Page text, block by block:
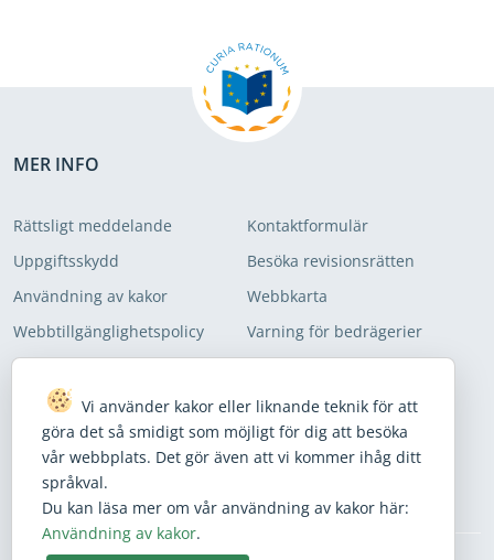
MER INFO
Rättsligt meddelande
Kontaktformulär
Uppgiftsskydd
Besöka revisionsrätten
Användning av kakor
Webbkarta
Webbtillgänglighetspolicy
Varning för bedrägerier
ANMÄL DIG TILL VÅRA SÄNDLISTOR
Prenumerera på våra senaste nyheter
Prenumerera
Vi använder kakor eller liknande teknik för att
göra det så smidigt som möjligt för dig att besöka
vår webbplats. Det gör även att vi kommer ihåg ditt
språkval.
Du kan läsa mer om vår användning av kakor här:
Användning av kakor.